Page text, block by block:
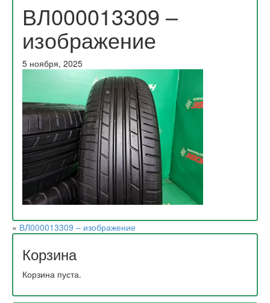
ВЛ000013309 –
изображение
5 ноября, 2025
« ВЛ000013309 – изображение
Корзина
Корзина пуста.